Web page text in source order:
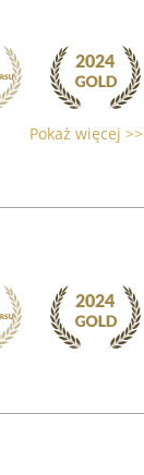
Pokaż więcej >>